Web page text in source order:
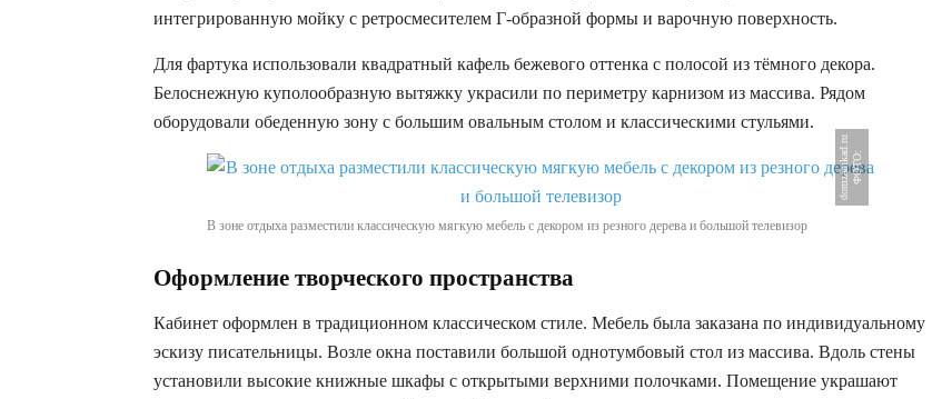
интегрированную мойку с ретросмесителем Г-образной формы и варочную поверхность.
Для фартука использовали квадратный кафель бежевого оттенка с полосой из тёмного декора.
Белоснежную куполообразную вытяжку украсили по периметру карнизом из массива. Рядом
оборудовали обеденную зону с большим овальным столом и классическими стульями.
Ф
О
Т
О
:
d
o
m
z
a
m
k
a
d
.
r
u
В зоне отдыха разместили классическую мягкую мебель с декором из резного дерева и большой телевизор
Оформление творческого пространства
Кабинет оформлен в традиционном классическом стиле. Мебель была заказана по индивидуальному
эскизу писательницы. Возле окна поставили большой однотумбовый стол из массива. Вдоль стены
установили высокие книжные шкафы с открытыми верхними полочками. Помещение украшают